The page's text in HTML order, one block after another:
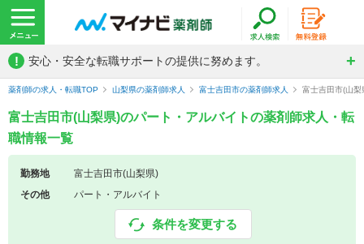
! 安心・安全な転職サポートの提供に努めます。
薬剤師の求人・転職TOP 山梨県の薬剤師求人 富士吉田市の薬剤師求人 富士吉田市(山
富士吉田市(山梨県)のパート・アルバイトの薬剤師求人・転
職情報一覧
勤務地
富士吉田市(山梨県)
その他
パート・アルバイト
条件を変更する